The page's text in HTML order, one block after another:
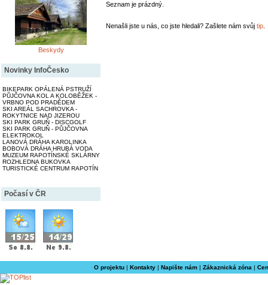
Beskydy
Novinky InfoČesko
BIKEPARK OPÁLENÁ PSTRUŽÍ
PŮJČOVNA KOL A KOLOBĚŽEK -
VRBNO POD PRADĚDEM
SKI AREÁL SACHROVKA -
ROKYTNICE NAD JIZEROU
SKI PARK GRUŇ - DISCGOLF
SKI PARK GRUŇ - PŮJČOVNA
ELEKTROKOL
LANOVÁ DRÁHA KAROLINKA
BOBOVÁ DRÁHA HRUBÁ VODA
MUZEUM RAPOTÍNSKÉ SKLÁRNY
ROZHLEDNA BUKOVKA
TURISTICKÉ CENTRUM RAPOTÍN
Počasí v ČR
Seznam je prázdný.
Nenašli jste u nás, co jste hledali? Zašlete nám svůj tip
O projektu| Kontakty| Napište nám| Zákaznická zóna |